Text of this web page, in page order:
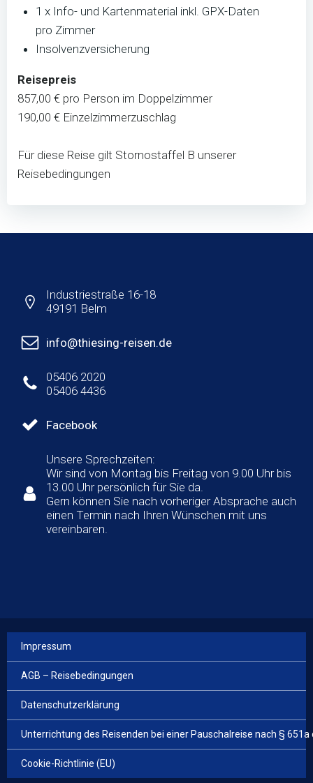
1 x Info- und Kartenmaterial inkl. GPX-Daten
pro Zimmer
Insolvenzversicherung
Reisepreis
857,00 € pro Person im Doppelzimmer
190,00 € Einzelzimmerzuschlag
Für diese Reise gilt Stornostaffel B unserer
Reisebedingungen
Industriestraße 16-18
49191 Belm
info@thiesing-reisen.de
05406 2020
05406 4436
Facebook
Unsere Sprechzeiten:
Wir sind von Montag bis Freitag von 9.00 Uhr bis
13.00 Uhr persönlich für Sie da.
Gern können Sie nach vorheriger Absprache auch
einen Termin nach Ihren Wünschen mit uns
vereinbaren.
Impressum
AGB – Reisebedingungen
Datenschutzerklärung
Unterrichtung des Reisenden bei einer Pauschalreise nach §
Cookie-Richtlinie (EU)